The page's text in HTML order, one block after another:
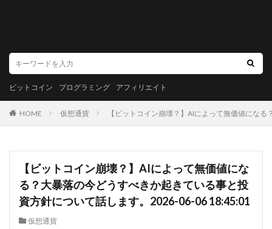
ビットコイン プログラミング アフィリエイト
HOME 仮想通貨 【ビットコイン崩壊？】AIによって無価値にな
【ビットコイン崩壊？】AIによって無価値にな
る？大暴落の今どうすべきか起きている事と投
資方針について話します。2026-06-06 18:45:01
仮想通貨